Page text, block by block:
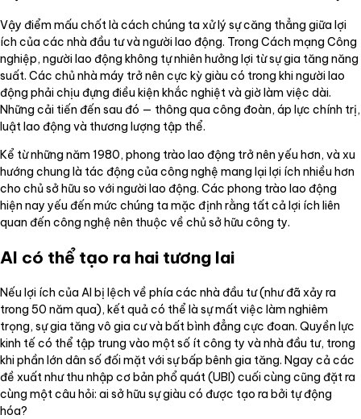
Vậy điểm mấu chốt là cách chúng ta xử lý sự căng thẳng giữa lợi
ích của các nhà đầu tư và người lao động. Trong Cách mạng Công
nghiệp, người lao động không tự nhiên hưởng lợi từ sự gia tăng năng
suất. Các chủ nhà máy trở nên cực kỳ giàu có trong khi người lao
động phải chịu đựng điều kiện khắc nghiệt và giờ làm việc dài.
Những cải tiến đến sau đó — thông qua công đoàn, áp lực chính trị,
luật lao động và thương lượng tập thể.
Kể từ những năm 1980, phong trào lao động trở nên yếu hơn, và xu
hướng chung là tác động của công nghệ mang lại lợi ích nhiều hơn
cho chủ sở hữu so với người lao động. Các phong trào lao động
hiện nay yếu đến mức chúng ta mặc định rằng tất cả lợi ích liên
quan đến công nghệ nên thuộc về chủ sở hữu công ty.
AI có thể tạo ra hai tương lai
Nếu lợi ích của AI bị lệch về phía các nhà đầu tư (như đã xảy ra
trong 50 năm qua), kết quả có thể là sự mất việc làm nghiêm
trọng, sự gia tăng vô gia cư và bất bình đẳng cực đoan. Quyền lực
kinh tế có thể tập trung vào một số ít công ty và nhà đầu tư, trong
khi phần lớn dân số đối mặt với sự bấp bênh gia tăng. Ngay cả các
đề xuất như thu nhập cơ bản phổ quát (UBI) cuối cùng cũng đặt ra
cùng một câu hỏi: ai sở hữu sự giàu có được tạo ra bởi tự động
hóa?